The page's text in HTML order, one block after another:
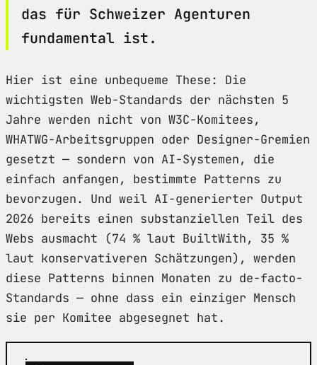
das für Schweizer Agenturen
fundamental ist.
Hier ist eine unbequeme These: Die
wichtigsten Web-Standards der nächsten 5
Jahre werden nicht von W3C-Komitees,
WHATWG-Arbeitsgruppen oder Designer-Gremien
gesetzt — sondern von AI-Systemen, die
einfach anfangen, bestimmte Patterns zu
bevorzugen. Und weil AI-generierter Output
2026 bereits einen substanziellen Teil des
Webs ausmacht (74 % laut BuiltWith, 35 %
laut konservativeren Schätzungen), werden
diese Patterns binnen Monaten zu de-facto-
Standards — ohne dass ein einziger Mensch
sie per Komitee abgesegnet hat.